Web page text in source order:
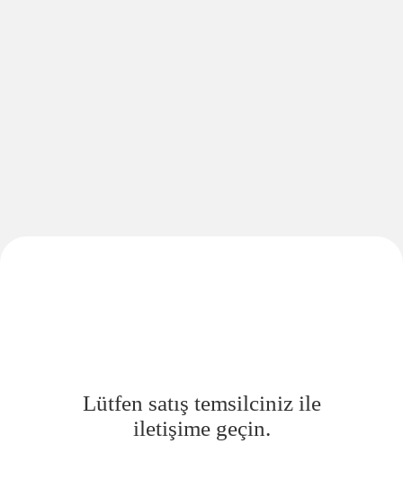
Lütfen satış temsilciniz ile
iletişime geçin.